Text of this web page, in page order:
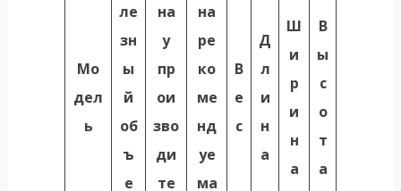
Мо
дел
ь
ле
зн
ы
й
об
ъ
е
на
у
пр
ои
зво
ди
те
на
ре
ко
ме
нд
уе
ма
В
е
с
Д
л
и
н
а
Ш
и
р
и
н
а
В
ы
с
о
т
а